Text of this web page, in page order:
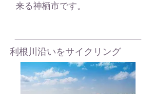
来る神栖市です。
利根川沿いをサイクリング